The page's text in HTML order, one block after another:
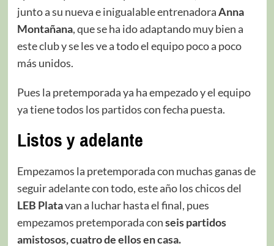
junto a su nueva e inigualable entrenadoraAnna
Montañana, que se ha ido adaptando muy bien a
este club y se les ve a todo el equipo poco a poco
más unidos.
Pues la pretemporada ya ha empezado y el equipo
ya tiene todos los partidos con fecha puesta.
Listos y adelante
Empezamos la pretemporada con muchas ganas de
seguir adelante con todo, este año los chicos del
LEB Platavan a luchar hasta el final, pues
empezamos pretemporada conseis partidos
amistosos, cuatrode ellos en casa.